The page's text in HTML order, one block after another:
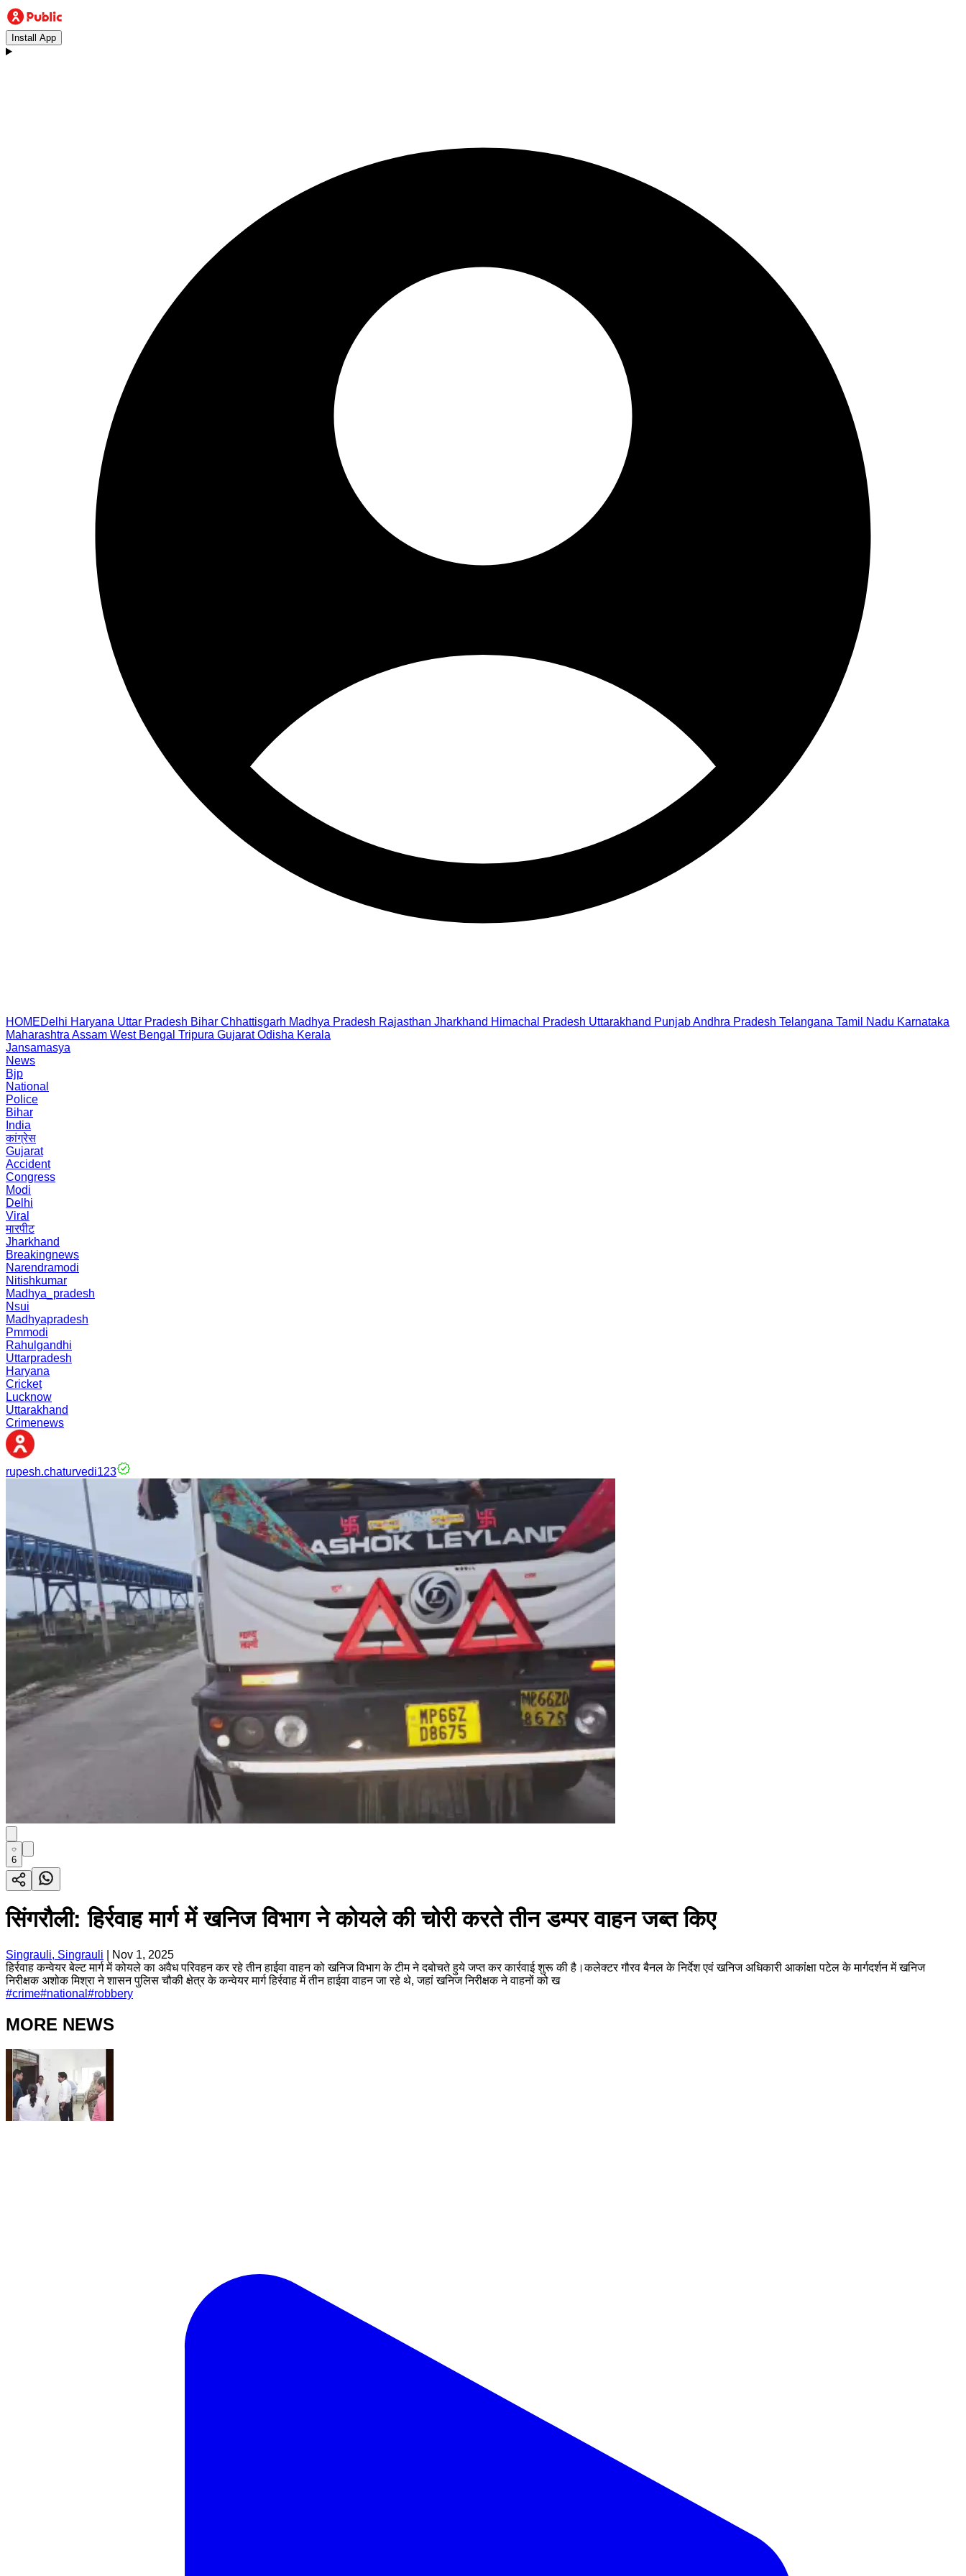
Install App
HOMEDelhi Haryana Uttar Pradesh Bihar Chhattisgarh Madhya Pradesh Rajasthan Jharkhand Himachal Pradesh Uttarakhand PunjabAndhra Pradesh Telangana Tamil Nadu Karnataka
Maharashtra Assam West Bengal Tripura Gujarat Odisha Kerala
Jansamasya
News
Bjp
National
Police
Bihar
India
कांग्रेस
Gujarat
Accident
Congress
Modi
Delhi
Viral
मारपीट
Jharkhand
Breakingnews
Narendramodi
Nitishkumar
Madhya_pradesh
Nsui
Madhyapradesh
Pmmodi
Rahulgandhi
Uttarpradesh
Haryana
Cricket
Lucknow
Uttarakhand
Crimenews
rupesh.chaturvedi123
6
सिंगरौली: हिर्रवाह मार्ग में खनिज विभाग ने कोयले की चोरी करते तीन डम्पर वाहन जब्त किए
Singrauli, Singrauli
Nov 1, 2025
हिर्रवाह कन्वेयर बेल्ट मार्ग में कोयले का अवैध परिवहन कर रहे तीन हाईवा वाहन को खनिज विभाग के टीम ने दबोचते हुये जप्त कर कार्रवाई शुरू की है।कलेक्टर गौरव बैनल के निर्देश एवं खनिज अधिकारी आकांक्षा पटेल के मार्गदर्शन में खनिज
निरीक्षक अशोक मिश्रा ने शासन पुलिस चौकी क्षेत्र के कन्वेयर मार्ग हिर्रवाह में तीन हाईवा वाहन जा रहे थे, जहां खनिज निरीक्षक ने वाहनों को ख
#crime#national #robbery
MORE NEWS